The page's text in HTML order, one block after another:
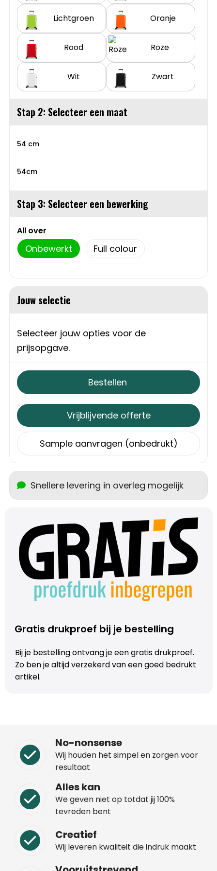
Sweaters
T-Shirts
Vesten
Schoenen
Gilets
Matrozentassen
Opbergtassen
Opvouwbare tassen
Papieren tassen
Picknicktassen en manden
Reistassen
Reistassensets
Sporttassen
Toilettassen
Autotassen
Golftassen
Tablettassen
Trolleys
Schoenentassen
Promotietassen
Goodiebags
Lichtgroen Oranje
Rood Roze
Wit Zwart
Stap 2: Selecteer een maat
54 cm
54cm
Stap 3: Selecteer een bewerking
All over
Onbewerkt Full colour
Jouw selectie
Selecteer jouw opties voor de
prijsopgave.
Bestellen
Vrijblijvende offerte
Sample aanvragen (onbedrukt)
Snellere levering in overleg mogelijk
Gratis drukproef bij je bestelling
Bij je bestelling ontvang je een gratis drukproef.
Zo ben je altijd verzekerd van een goed bedrukt
artikel.
No-nonsense
Wij houden het simpel en zorgen voor
resultaat
Alles kan
We geven niet op totdat jij 100%
tevreden bent
Creatief
Wij leveren kwaliteit die indruk maakt